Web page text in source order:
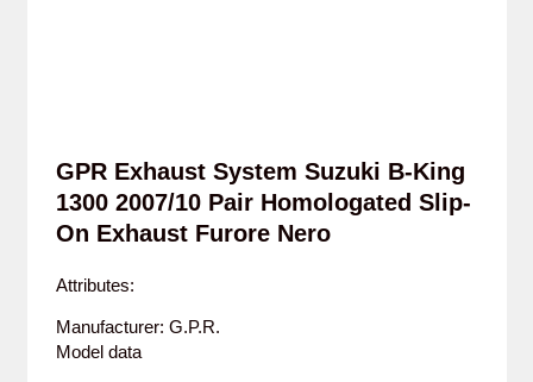
GPR Exhaust System Suzuki B-King
1300 2007/10 Pair Homologated Slip-
On Exhaust Furore Nero
Attributes:
Manufacturer: G.P.R.
Model data